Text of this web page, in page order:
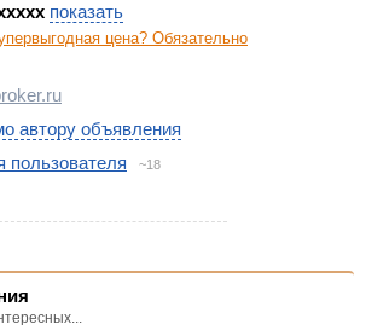
показать
цена? Обязательно
автору объявления
пользователя
~18